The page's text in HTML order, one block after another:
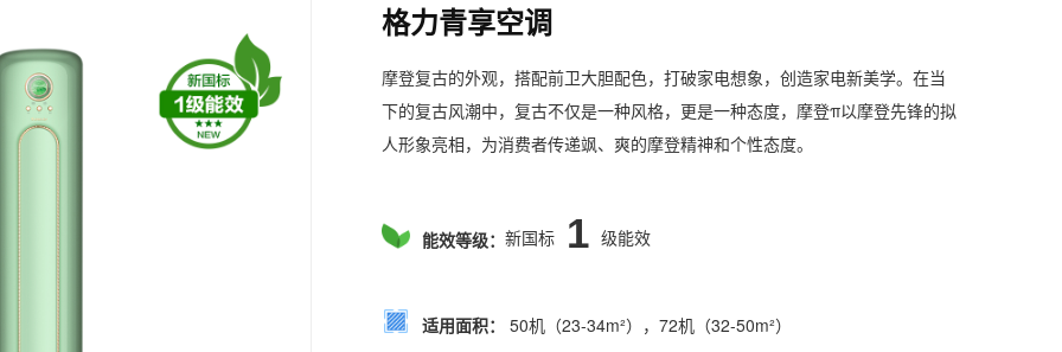
格力青享空调
摩登复古的外观，搭配前卫大胆配色，打破家电想象，创造家电新美学。在当
下的复古风潮中，复古不仅是一种风格，更是一种态度，摩登π以摩登先锋的拟
人形象亮相，为消费者传递飒、爽的摩登精神和个性态度。
能效等级： 新国标 1 级能效
适用面积： 50机（23-34m²），72机（32-50m²）